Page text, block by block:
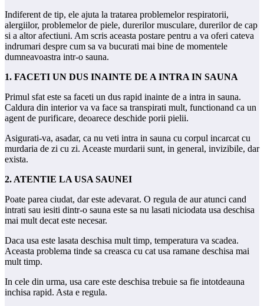
Indiferent de tip, ele ajuta la tratarea problemelor respiratorii,
alergiilor, problemelor de piele, durerilor musculare, durerilor de cap
si a altor afectiuni. Am scris aceasta postare pentru a va oferi cateva
indrumari despre cum sa va bucurati mai bine de momentele
dumneavoastra intr-o sauna.
1. FACETI UN DUS INAINTE DE A INTRA IN SAUNA
Primul sfat este sa faceti un dus rapid inainte de a intra in sauna.
Caldura din interior va va face sa transpirati mult, functionand ca un
agent de purificare, deoarece deschide porii pielii.
Asigurati-va, asadar, ca nu veti intra in sauna cu corpul incarcat cu
murdaria de zi cu zi. Aceaste murdarii sunt, in general, invizibile, dar
exista.
2. ATENTIE LA USA SAUNEI
Poate parea ciudat, dar este adevarat. O regula de aur atunci cand
intrati sau iesiti dintr-o sauna este sa nu lasati niciodata usa deschisa
mai mult decat este necesar.
Daca usa este lasata deschisa mult timp, temperatura va scadea.
Aceasta problema tinde sa creasca cu cat usa ramane deschisa mai
mult timp.
In cele din urma, usa care este deschisa trebuie sa fie intotdeauna
inchisa rapid. Asta e regula.